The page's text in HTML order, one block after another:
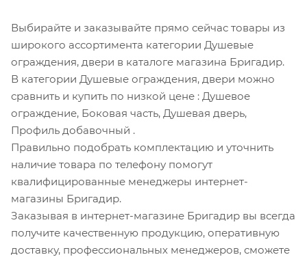
Выбирайте и заказывайте прямо сейчас товары из
широкого ассортимента категории Душевые
ограждения, двери в каталоге магазина Бригадир.
В категории Душевые ограждения, двери можно
сравнить и купить по низкой цене : Душевое
ограждение, Боковая часть, Душевая дверь,
Профиль добавочный .
Правильно подобрать комплектацию и уточнить
наличие товара по телефону помогут
квалифицированные менеджеры интернет-
магазины Бригадир.
Заказывая в интернет-магазине Бригадир вы всегда
получите качественную продукцию, оперативную
доставку, профессиональных менеджеров, сможете